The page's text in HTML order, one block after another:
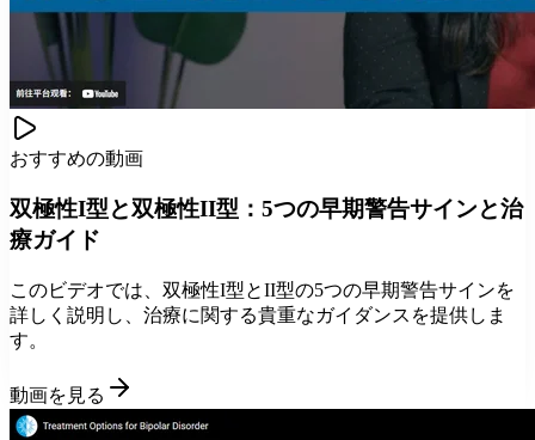
おすすめの動画
双極性I型と双極性II型：5つの早期警告サインと治
療ガイド
このビデオでは、双極性I型とII型の5つの早期警告サインを
詳しく説明し、治療に関する貴重なガイダンスを提供しま
す。
動画を見る